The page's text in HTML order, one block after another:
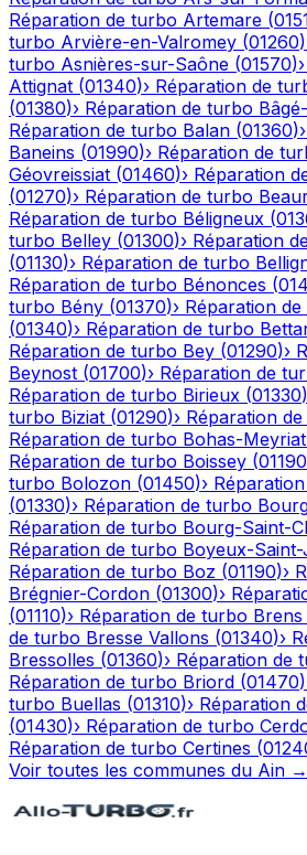
Réparation de turbo Artemare (
turbo Arvière-en-Valromey (01260)
turbo Asnières-sur-Saône (01570)›
Attignat (01340)› Réparation de
(01380)› Réparation de turbo
Réparation de turbo Balan (01360)›
Baneins (01990)› Réparation de
Géovreissiat (01460)› Réparation
(01270)› Réparation de turbo
Réparation de turbo Béligneux (
turbo Belley (01300)› Réparation
(01130)› Réparation de turbo
Réparation de turbo Bénonces (
turbo Bény (01370)› Réparation
(01340)› Réparation de turbo
Réparation de turbo Bey (01290)›
Beynost (01700)› Réparation de
Réparation de turbo Birieux (01330)
turbo Biziat (01290)› Réparation
Réparation de turbo Bohas-
Réparation de turbo Boissey (01190
turbo Bolozon (01450)›
(01330)› Réparation de turbo
Réparation de turbo Bourg-Saint-
Réparation de turbo Boyeux-
Réparation de turbo Boz (01190)›
Brégnier-Cordon (01300)›
(01110)› Réparation de turbo Brens
de turbo Bresse Vallons (01340)›
Bressolles (01360)› Réparation de
Réparation de turbo Briord (01470)
turbo Buellas (01310)› Réparation
(01430)› Réparation de turbo
Réparation de turbo Certines (
Voir toutes les communes du Ain →